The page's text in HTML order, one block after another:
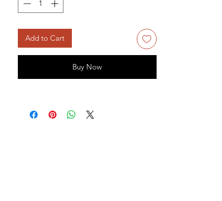
Add to Cart
Buy Now